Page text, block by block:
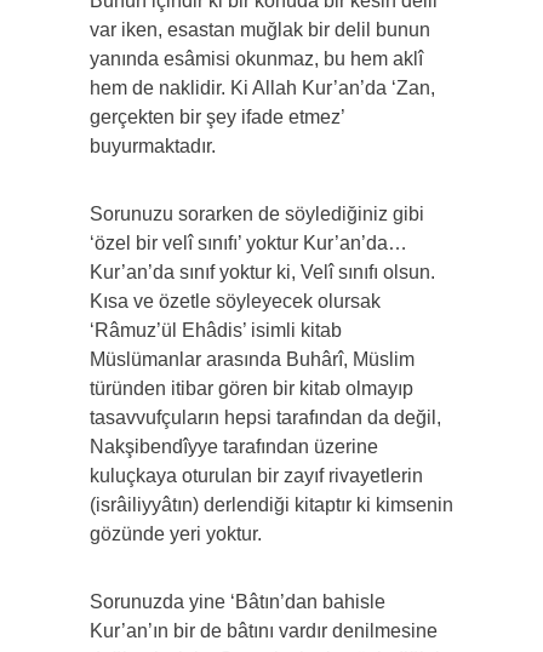
var iken, esastan muğlak bir delil bunun
yanında esâmisi okunmaz, bu hem aklî
hem de naklidir. Ki Allah Kur’an’da ‘Zan,
gerçekten bir şey ifade etmez’
buyurmaktadır.
Sorunuzu sorarken de söylediğiniz gibi
‘özel bir velî sınıfı’ yoktur Kur’an’da…
Kur’an’da sınıf yoktur ki, Velî sınıfı olsun.
Kısa ve özetle söyleyecek olursak
‘Râmuz’ül Ehâdis’ isimli kitab
Müslümanlar arasında Buhârî, Müslim
türünden itibar gören bir kitab olmayıp
tasavvufçuların hepsi tarafından da değil,
Nakşibendîyye tarafından üzerine
kuluçkaya oturulan bir zayıf rivayetlerin
(isrâiliyyâtın) derlendiği kitaptır ki kimsenin
gözünde yeri yoktur.
Sorunuzda yine ‘Bâtın’dan bahisle
Kur’an’ın bir de bâtını vardır denilmesine